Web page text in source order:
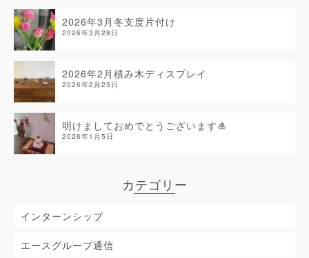
2026年3月冬支度片付け
2026年3月28日
2026年2月積み木ディスプレイ
2026年2月25日
明けましておめでとうございます🎍
2026年1月5日
カテゴリー
インターンシップ
エースグループ通信